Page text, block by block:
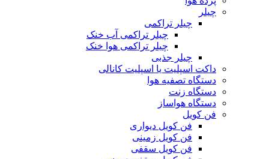
چیلر
چیلر تراکمی
چیلر تراکمی آب خنک
چیلر تراکمی هوا خنک
چیلر جذبی
داکت اسپلیت یا اسپلیت کانالی
دستگاه تصفیه هوا
دستگاه زنت
دستگاه هواساز
فن کویل
فن کویل دیواری
فن کویل زمینی
فن کویل سقفی